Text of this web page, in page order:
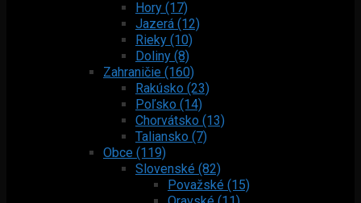
Hory (17)
Jazerá (12)
Rieky (10)
Doliny (8)
Zahraničie (160)
Rakúsko (23)
Poľsko (14)
Chorvátsko (13)
Taliansko (7)
Obce (119)
Slovenské (82)
Považské (15)